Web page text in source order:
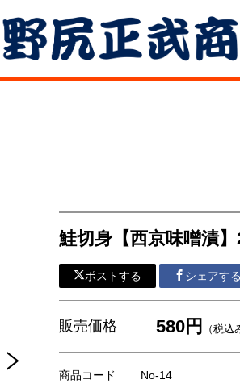
鮭切身【西京味噌漬
ポストする シェアする
販売価格 580円 （税込
商品コード No-14